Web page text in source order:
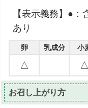
【表示義務】●
あり
卵 乳成分 小
△ △
お召し上がり方